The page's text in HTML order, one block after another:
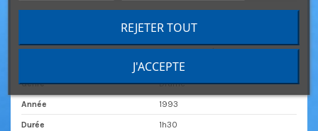
François Berléand
Michel Aumont
Genre Drame
Année 1993
Durée 1h30
REJETER TOUT
J'ACCEPTE